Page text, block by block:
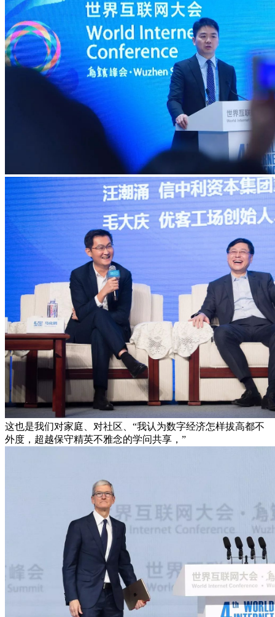
这也是我们对家庭、对社区、“我认为数字经济怎样拔高都不
外度，超越保守精英不雅念的学问共享，”